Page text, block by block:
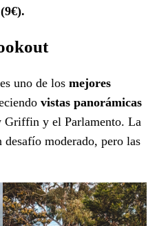
es uno de los mejores
vistas panorámicas
Griffin y el Parlamento. La
desafío moderado, pero las